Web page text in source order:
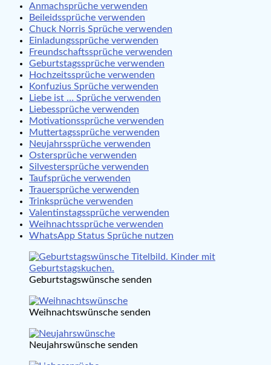
Anmachsprüche verwenden
Beileidssprüche verwenden
Chuck Norris Sprüche verwenden
Einladungssprüche verwenden
Freundschaftssprüche verwenden
Geburtstagssprüche verwenden
Hochzeitssprüche verwenden
Konfuzius Sprüche verwenden
Liebe ist … Sprüche verwenden
Liebessprüche verwenden
Motivationssprüche verwenden
Muttertagssprüche verwenden
Neujahrssprüche verwenden
Ostersprüche verwenden
Silvestersprüche verwenden
Taufsprüche verwenden
Trauersprüche verwenden
Trinksprüche verwenden
Valentinstagssprüche verwenden
Weihnachtssprüche verwenden
WhatsApp Status Sprüche nutzen
Geburtstagswünsche senden
Weihnachtswünsche senden
Neujahrswünsche senden